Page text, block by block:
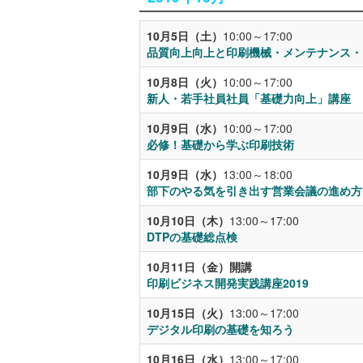
10月5日（土） 10:00～17:00
品質向上向上と印刷機械・メンテナンス
10月8日（火） 10:00～17:00
新人・若手社員社員「基礎力向上」講座
10月9日（水） 10:00～17:00
必修！基礎から学ぶ印刷技術
10月9日（水） 13:00～18:00
部下のやる気を引き出す営業会議の進め方
10月10日（木） 13:00～17:00
DTPの基礎総点検
10月11日（金）開講
印刷ビジネス開発実践講座2019
10月15日（火） 13:00～17:00
デジタル印刷の基礎を知ろう
10月16日（水） 13:00～17:00